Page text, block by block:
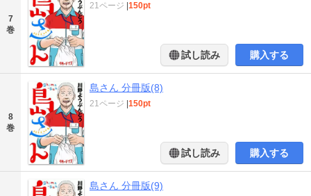
7
巻
21ページ 150pt
試し読み 購入する
8
巻
島さん 分冊版(8)
21ページ 150pt
試し読み 購入する
島さん 分冊版(9)